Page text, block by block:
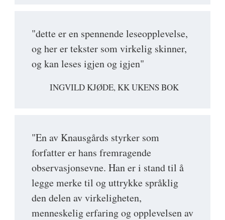
"dette er en spennende leseopplevelse,
og her er tekster som virkelig skinner,
og kan leses igjen og igjen"
INGVILD KJØDE, KK UKENS BOK
"En av Knausgårds styrker som
forfatter er hans fremragende
observasjonsevne. Han er i stand til å
legge merke til og uttrykke språklig
den delen av virkeligheten,
menneskelig erfaring og opplevelsen av